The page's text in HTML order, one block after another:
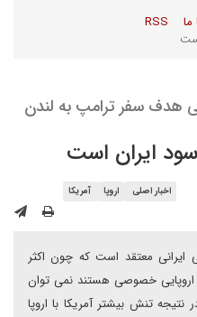
RSS
هدف سفر ترامپ به لندن
سود ایران است
اخبار اصلی اروپا آمریکا
ایرانی معتقد است که چون اکثر
خصوصی هستند نمی توان
تنش بیشتر آمریکا با اروپا